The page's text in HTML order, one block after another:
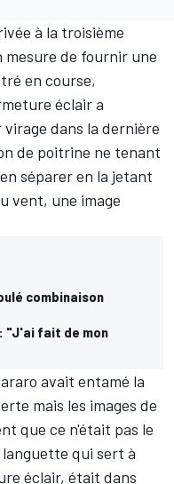
à la troisième
mesure de fournir une
en course,
éclair a
dans la dernière
de poitrine ne tenant
séparer en la jetant
vent, une image
combinaison
"J'ai fait de mon
avait entamé la
mais les images de
que ce n'était pas le
qui sert à
éclair, était dans